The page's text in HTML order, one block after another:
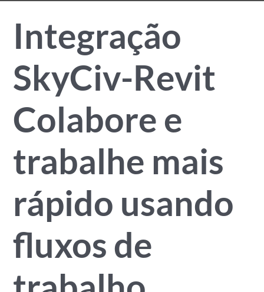
Integração
SkyCiv-Revit
Colabore e
trabalhe mais
rápido usando
fluxos de